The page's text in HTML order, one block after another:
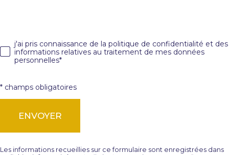
j'ai pris connaissance de la politique de confidentialité et des
informations relatives au traitement de mes données
personnelles*
* champs obligatoires
ENVOYER
Les informations recueillies sur ce formulaire sont enregistrées dans